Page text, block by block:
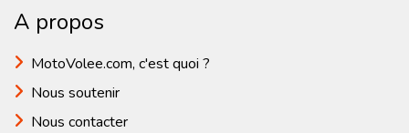
A propos
MotoVolee.com, c'est quoi ?
Nous soutenir
Nous contacter